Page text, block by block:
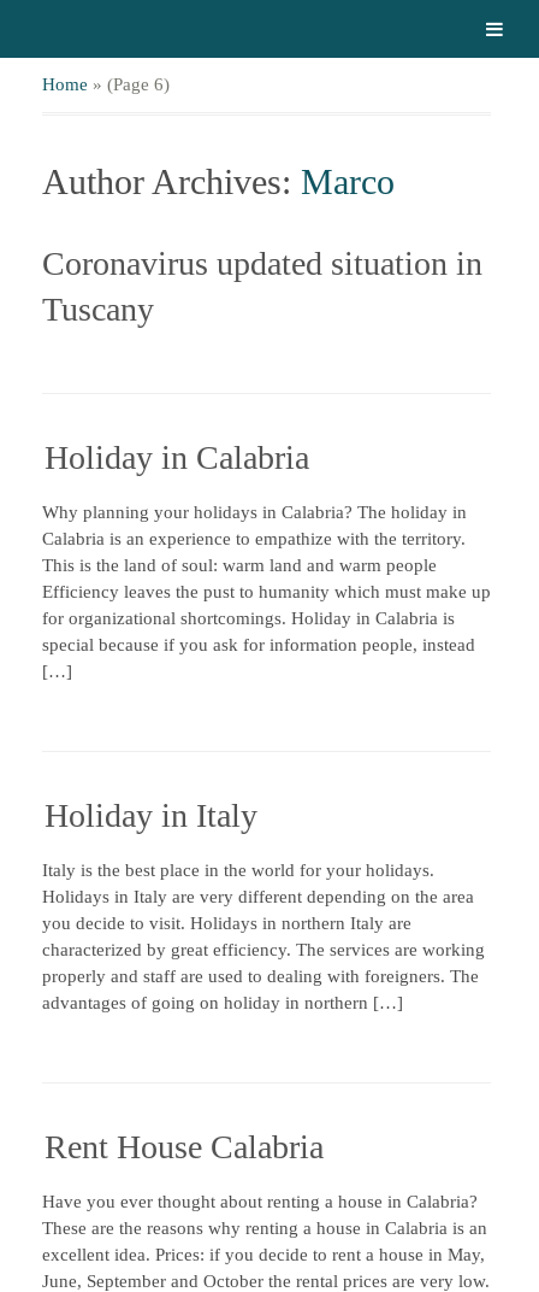
Home » (Page 6)
Author Archives: Marco
Coronavirus updated situation in
Tuscany
Holiday in Calabria
Why planning your holidays in Calabria? The holiday in
Calabria is an experience to empathize with the territory.
This is the land of soul: warm land and warm people
Efficiency leaves the pust to humanity which must make up
for organizational shortcomings. Holiday in Calabria is
special because if you ask for information people, instead
[…]
Holiday in Italy
Italy is the best place in the world for your holidays.
Holidays in Italy are very different depending on the area
you decide to visit. Holidays in northern Italy are
characterized by great efficiency. The services are working
properly and staff are used to dealing with foreigners. The
advantages of going on holiday in northern […]
Rent House Calabria
Have you ever thought about renting a house in Calabria?
These are the reasons why renting a house in Calabria is an
excellent idea. Prices: if you decide to rent a house in May,
June, September and October the rental prices are very low.